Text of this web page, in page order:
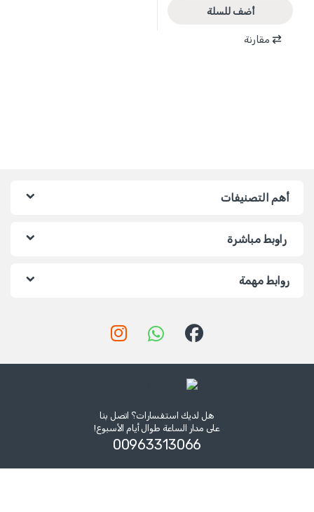
أضف للسلة
مقارنة
أهم التصنيفات
راوبط مباشرة
روابط مهمة
هل لديك استفسارات؟ اتصل بنا
على مدار الساعة طوال أيام الأسبوع!
00963313066‏